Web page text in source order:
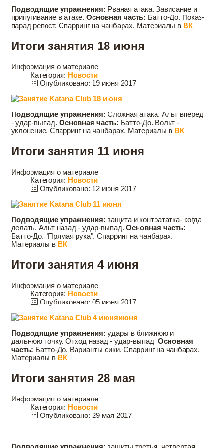
Подводящие упражнения: Рваная атака. Зависание и
припугивание в атаке. Основная часть: Батто-До. Показ-
парад репост. Спарринг на чанбарах. Материалы в ВК
Итоги занятия 18 июня
Информация о материале
Категория: Новости
Опубликовано: 19 июня 2017
Подводящие упражнения: Сложная атака. Альт вперед
- удар-выпад. Основная часть: Батто-До. Вольт -
уклонение. Спарринг на чанбарах. Материалы в ВК
Итоги занятия 11 июня
Информация о материале
Категория: Новости
Опубликовано: 12 июня 2017
Подводящие упражнения: защита и контрататка- когда
делать. Альт назад - удар-выпад. Основная часть:
Батто-До. "Прямая рука". Спарринг на чанбарах.
Материалы в ВК
Итоги занятия 4 июня
Информация о материале
Категория: Новости
Опубликовано: 05 июня 2017
Подводящие упражнения: удары в ближнюю и
дальнюю точку. Отход назад - удар-выпад. Основная
часть: Батто-До. Варианты сики. Спарринг на чанбарах.
Материалы в ВК
Итоги занятия 28 мая
Информация о материале
Категория: Новости
Опубликовано: 29 мая 2017
Подводящие упражнения: защиты третья, четвертая,